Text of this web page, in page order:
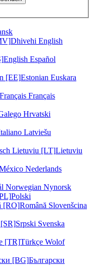
Dhivehi English
English Español
[EE]Estonian Euskara
Français Français
Hrvatski
Latviešu
Lietuviu [LT]Lietuviu
Nederlands
Norwegian Nynorsk
Polski
[RO]Română Slovenšcina
Srpski Svenska
[TR]Türkçe Wolof
[BG]Български